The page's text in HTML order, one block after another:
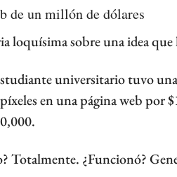
de un millón de dólares
loquísima sobre una idea
universitario tuvo
en una página web
Totalmente. ¿Funcionó?